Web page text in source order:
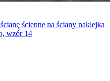
ścienne na ściany naklejka
wzór 14